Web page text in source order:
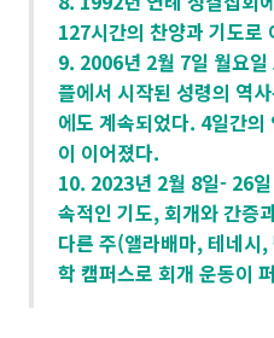
127시간의 찬양과 기도로
9. 2006년 2월 7일 월요
플에서 시작된 성령의 역
에도 계속되었다. 4일간
이 이어졌다.
10. 2023년 2월 8일- 26
속적인 기도, 회개와 간증
다른 주(앨라배마, 테네시
학 캠퍼스로 회개 운동이